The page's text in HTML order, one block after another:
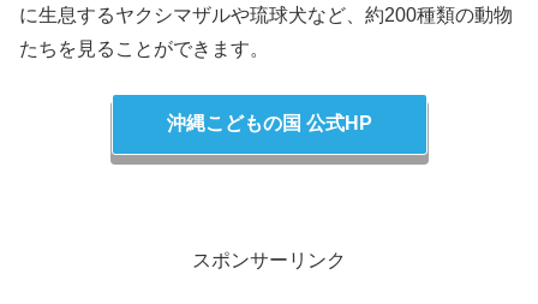
に生息するヤクシマザルや琉球犬など、約200種類の動物
たちを見ることができます。
沖縄こどもの国 公式HP
スポンサーリンク